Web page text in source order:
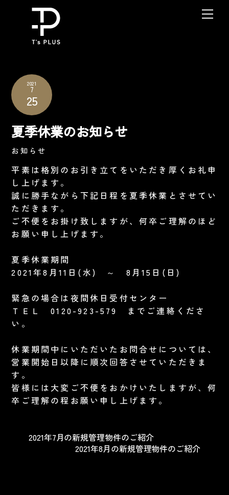
content
2021
7
25
夏季休業のお知らせ
お知らせ
平素は格別のお引き立てをいただき厚くお礼申
し上げます。
誠に勝手ながら下記日程を夏季休業とさせてい
ただきます。
ご不便をお掛け致しますが、何卒ご理解のほど
お願い申し上げます。
夏季休業期間
2021年8月11日(水) ～ 8月15日(日)
緊急の場合は夜間休日受付センター
ＴＥＬ 0120-923-579 までご連絡くださ
い。
休業期間中にいただいたお問合せについては、
営業開始日以降に順次回答させていただきま
す。
皆様には大変ご不便をおかけいたしますが、何
卒ご理解の程お願い申し上げます。
2021年7月の新規管理物件のご紹介
2021年8月の新規管理物件のご紹介